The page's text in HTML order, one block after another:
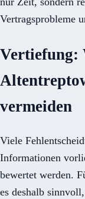
Vertragsprobleme
Vertiefung:
vermeiden
Viele
Informationen
bewertet werden.
es deshalb